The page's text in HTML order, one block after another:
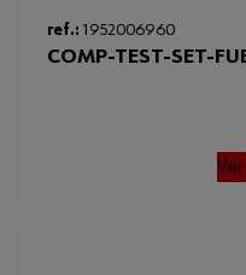
ref.: 1952006960
COMP-TEST-SET-